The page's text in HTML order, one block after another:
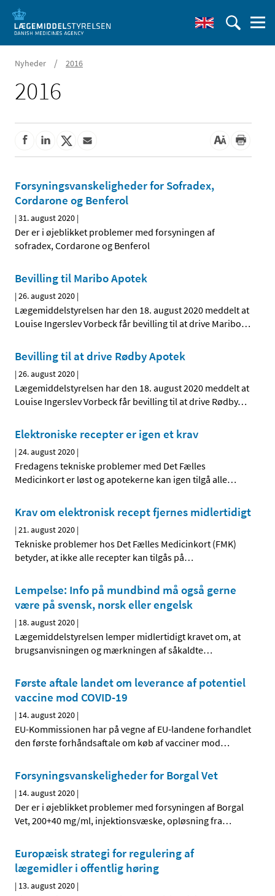
Nyheder / 2016
2016
Forsyningsvanskeligheder for Sofradex,
Cordarone og Benferol
|31. august 2020 |
Der er i øjeblikket problemer med forsyningen af
sofradex, Cordarone og Benferol
Bevilling til Maribo Apotek
|26. august 2020 |
Lægemiddelstyrelsen har den 18. august 2020 meddelt at
Louise Ingerslev Vorbeck får bevilling til at drive Maribo…
Bevilling til at drive Rødby Apotek
|26. august 2020 |
Lægemiddelstyrelsen har den 18. august 2020 meddelt at
Louise Ingerslev Vorbeck får bevilling til at drive Rødby…
Elektroniske recepter er igen et krav
|24. august 2020 |
Fredagens tekniske problemer med Det Fælles
Medicinkort er løst og apotekerne kan igen tilgå alle…
Krav om elektronisk recept fjernes midlertidigt
|21. august 2020 |
Tekniske problemer hos Det Fælles Medicinkort (FMK)
betyder, at ikke alle recepter kan tilgås på…
Lempelse: Info på mundbind må også gerne
være på svensk, norsk eller engelsk
| 18. august 2020 |
Lægemiddelstyrelsen lemper midlertidigt kravet om, at
brugsanvisningen og mærkningen af såkaldte…
Første aftale landet om leverance af potentiel
vaccine mod COVID-19
| 14. august 2020 |
EU-Kommissionen har på vegne af EU-landene forhandlet
den første forhåndsaftale om køb af vacciner mod…
Forsyningsvanskeligheder for Borgal Vet
| 14. august 2020 |
Der er i øjeblikket problemer med forsyningen af Borgal
Vet, 200+40 mg/ml, injektionsvæske, opløsning fra…
Europæisk strategi for regulering af
lægemidler i offentlig høring
| 13. august 2020 |